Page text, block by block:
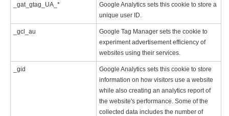
_gat_gtag_UA_*
Google Analytics sets this cookie to store a
unique user ID.
_gcl_au
Google Tag Manager sets the cookie to
experiment advertisement efficiency of
websites using their services.
_gid
Google Analytics sets this cookie to store
information on how visitors use a website
while also creating an analytics report of
the website's performance. Some of the
collected data includes the number of